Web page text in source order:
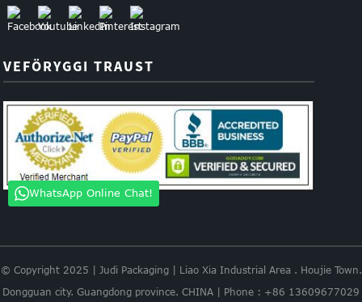
VEFÖRYGGI TRAUST
WhatsApp Online Chat!
© Copyright 2025 | Judi Packaging | Liao Xia Industrial Area . Houjie Town.
Dongguan city. Guangdong province. CHINA | Phone : +86 13609677029